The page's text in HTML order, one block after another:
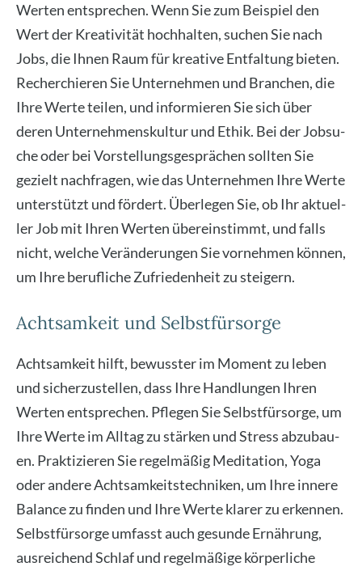
Wer­ten ent­spre­chen. Wenn Sie zum Bei­spiel den
Wert der Krea­ti­vi­tät hoch­hal­ten, suchen Sie nach
Jobs, die Ihnen Raum für krea­ti­ve Ent­fal­tung bie­ten.
Recher­chie­ren Sie Unter­neh­men und Bran­chen, die
Ihre Wer­te tei­len, und infor­mie­ren Sie sich über
deren Unter­neh­mens­kul­tur und Ethik. Bei der Job­su­
che oder bei Vor­stel­lungs­ge­sprä­chen soll­ten Sie
gezielt nach­fra­gen, wie das Unter­neh­men Ihre Wer­te
unter­stützt und för­dert. Über­le­gen Sie, ob Ihr aktu­el­
ler Job mit Ihren Wer­ten über­ein­stimmt, und falls
nicht, wel­che Ver­än­de­run­gen Sie vor­neh­men kön­nen,
um Ihre beruf­li­che Zufrie­den­heit zu stei­gern.
Achtsamkeit und Selbstfürsorge
Acht­sam­keit hilft, bewuss­ter im Moment zu leben
und sicher­zu­stel­len, dass Ihre Hand­lun­gen Ihren
Wer­ten ent­spre­chen. Pfle­gen Sie Selbst­für­sor­ge, um
Ihre Wer­te im All­tag zu stär­ken und Stress abzu­bau­
en. Prak­ti­zie­ren Sie regel­mä­ßig Medi­ta­ti­on, Yoga
oder ande­re Acht­sam­keits­tech­ni­ken, um Ihre inne­re
Balan­ce zu fin­den und Ihre Wer­te kla­rer zu erken­nen.
Selbst­für­sor­ge umfasst auch gesun­de Ernäh­rung,
aus­rei­chend Schlaf und regel­mä­ßi­ge kör­per­li­che